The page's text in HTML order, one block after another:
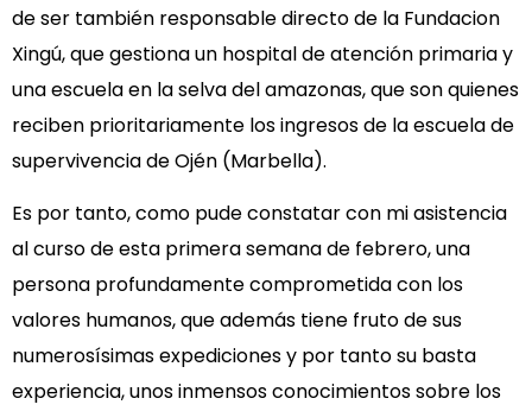
de ser también responsable directo de la Fundacion
Xingú, que gestiona un hospital de atención primaria y
una escuela en la selva del amazonas, que son quienes
reciben prioritariamente los ingresos de la escuela de
supervivencia de Ojén (Marbella).
Es por tanto, como pude constatar con mi asistencia
al curso de esta primera semana de febrero, una
persona profundamente comprometida con los
valores humanos, que además tiene fruto de sus
numerosísimas expediciones y por tanto su basta
experiencia, unos inmensos conocimientos sobre los